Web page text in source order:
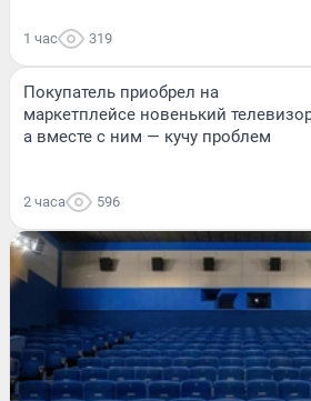
1 час 319
Покупатель приобрел на
маркетплейсе новенький
а вместе с ним — кучу проблем
2 часа 596